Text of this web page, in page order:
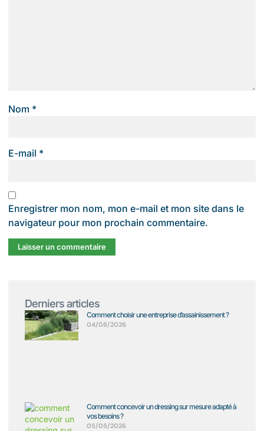
Nom *
E-mail *
Enregistrer mon nom, mon e-mail et mon site dans le
navigateur pour mon prochain commentaire.
Derniers articles
Comment choisir une entreprise d’assainissement ?
04/08/2026
Comment concevoir un dressing sur mesure adapté à
vos besoins ?
05/05/2026